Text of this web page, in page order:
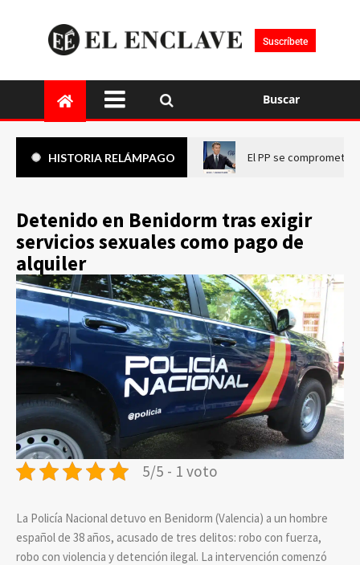
Suscríbete
Buscar
HISTORIA RELÁMPAGO El PP se compromete
Detenido en Benidorm tras exigir
servicios sexuales como pago de
alquiler
5/5 - 1 voto
La Policía Nacional detuvo en Benidorm (Valencia) a un hombre
español de 38 años, acusado de tres delitos: robo con fuerza,
robo con violencia y detención ilegal. La intervención comenzó